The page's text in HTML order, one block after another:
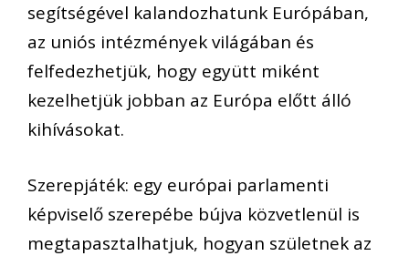
segítségével kalandozhatunk Európában,
az uniós intézmények világában és
felfedezhetjük, hogy együtt miként
kezelhetjük jobban az Európa előtt álló
kihívásokat.
Szerepjáték: egy európai parlamenti
képviselő szerepébe bújva közvetlenül is
megtapasztalhatjuk, hogyan születnek az